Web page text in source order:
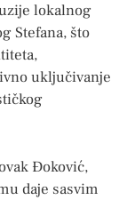
lokalnog
Stefana, što
uključivanje
Đoković,
daje sasvim